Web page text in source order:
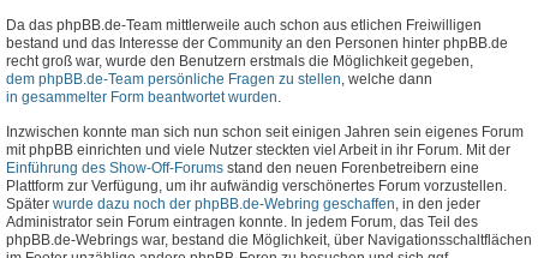
Da das phpBB.de-Team mittlerweile auch schon aus etlichen Freiwilligen
bestand und das Interesse der Community an den Personen hinter phpBB.de
recht groß war, wurde den Benutzern erstmals die Möglichkeit gegeben,
dem phpBB.de-Team persönliche Fragen zu stellen , welche dann
in gesammelter Form beantwortet wurden
Inzwischen konnte man sich nun schon seit einigen Jahren sein eigenes Forum
mit phpBB einrichten und viele Nutzer steckten viel Arbeit in ihr Forum. Mit der
Einführung des Show-Off-Forums stand den neuen Forenbetreibern eine
Plattform zur Verfügung, um ihr aufwändig verschönertes Forum vorzustellen.
Später wurde dazu noch der phpBB.de-Webring geschaffen, in den jeder
Administrator sein Forum eintragen konnte. In jedem Forum, das Teil des
phpBB.de-Webrings war, bestand die Möglichkeit, über Navigationsschaltflächen